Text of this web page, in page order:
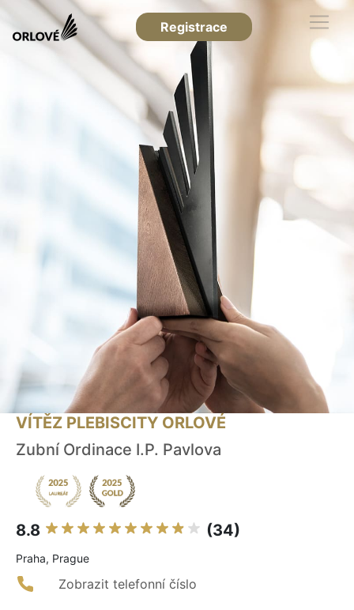
Registrace
VÍTĚZ PLEBISCITY ORLOVÉ
Zubní Ordinace I.P. Pavlova
8.8 (34)
Praha, Prague
Zobrazit telefonní číslo